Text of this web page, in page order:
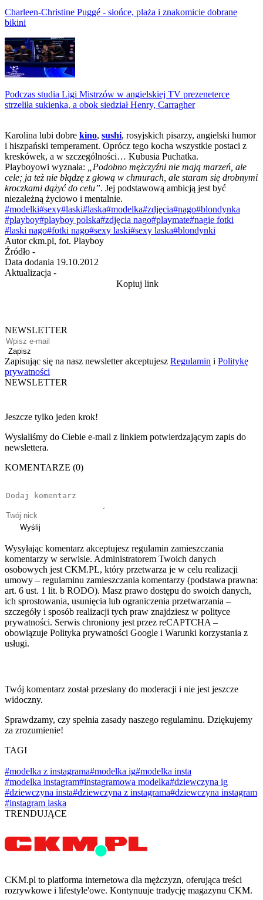
Charleen-Christine Puggé - słońce, plaża i znakomicie dobrane
bikini
Podczas studia Ligi Mistrzów w angielskiej TV prezeneterce
strzeliła sukienka, a obok siedział Henry, Carragher
Karolina lubi dobre kino, sushi, rosyjskich pisarzy, angielski humor
i hiszpański temperament. Oprócz tego kocha wszystkie postaci z
kreskówek, a w szczególności… Kubusia Puchatka.
Playboyowi wyznała:
„Podobno mężczyźni nie mają marzeń, ale
cele; ja też nie błądzę z głową w chmurach, ale staram się drobnymi
kroczkami dążyć do celu”. Jej podstawową ambicją jest być
niezależną życiowo i mentalnie.
#modelki#sexy#laski#laska#modelka#zdjęcia#nago#blondynka
#playboy#playboy polska#zdjęcia nago#playmate#nagie fotki
#laski nago#fotki nago#sexy laski#sexy laska#blondynki
Autor ckm.pl, fot. Playboy
Źródło -
Data dodania 19.10.2012
Aktualizacja -
Kopiuj link
NEWSLETTER
Zapisz
Zapisując się na nasz newsletter akceptujesz Regulamin i Politykę
prywatności
NEWSLETTER
Jeszcze tylko jeden krok!
Wysłaliśmy do Ciebie e-mail z linkiem potwierdzającym zapis do
newslettera.
KOMENTARZE (0)
Wyślij
Wysyłając komentarz akceptujesz regulamin zamieszczania
komentarzy w serwisie. Administratorem Twoich danych
osobowych jest CKM.PL, który przetwarza je w celu realizacji
umowy – regulaminu zamieszczania komentarzy (podstawa prawna:
art. 6 ust. 1 lit. b RODO). Masz prawo dostępu do swoich danych,
ich sprostowania, usunięcia lub ograniczenia przetwarzania –
szczegóły i sposób realizacji tych praw znajdziesz w polityce
prywatności. Serwis chroniony jest przez reCAPTCHA –
obowiązuje Polityka prywatności Google i Warunki korzystania z
usługi.
Twój komentarz został przesłany do moderacji i nie jest jeszcze
widoczny.
Sprawdzamy, czy spełnia zasady naszego regulaminu. Dziękujemy
za zrozumienie!
TAGI
#modelka z instagrama#modelka ig#modelka insta
#modelka instagram#instagramowa modelka#dziewczyna ig
#dziewczyna insta#dziewczyna z instagrama#dziewczyna instagram
#instagram laska
TRENDUJĄCE
CKM.pl to platforma internetowa dla mężczyzn, oferująca treści
rozrywkowe i lifestyle'owe. Kontynuuje tradycję magazynu CKM.